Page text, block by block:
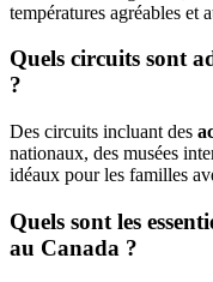
températures agréables et
Quels circuits sont
?
Des circuits incluant des
nationaux, des musées
idéaux pour les familles
Quels sont les
au Canada ?